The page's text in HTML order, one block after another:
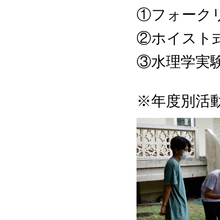
①フォーク
②ホイスト
③水理学実
※年度別活